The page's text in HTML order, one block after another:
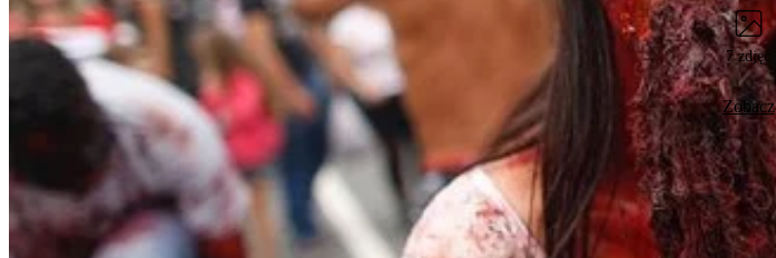
7 zdjęć
Zobacz